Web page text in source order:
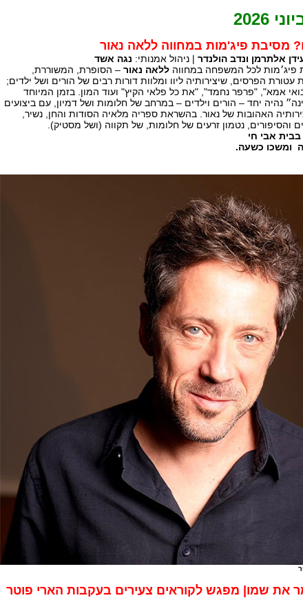
מסיבת פיג'מות במחווה ללאה נאור
אלתרמן ונדב הולנדר | ניהול אמנותי: נגה אשד
פיג׳מות לכל המשפחה במחווה ללאה נאור – הסופרת, המשוררת,
הפרסים, שיצירותיה ליוו ומלוות דורות רבים של הורים ושל ילדים;
אמא", "פרפר נחמד", "את כל פלאי הקיץ" ועוד המון. בזמן המיוחד
נהיה יחד – הורים וילדים – במרחב של חלומות ושל דמיון, עם ביצועים
האהובות של נאור. בהשראת ספריה מלאיה הסודות והחן, נשיר,
והסיפורים, נטמון זרעים של חלומות, של תקווה (ושל מסטיק).
ומשכו כשעה.
את שמו| מפגש לקוראים צעירים בעקבות הארי פוטר